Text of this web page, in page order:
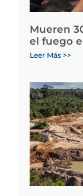
Mueren
el fuego
Leer Más >>